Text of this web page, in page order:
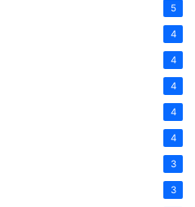
5
4
4
4
4
4
3
3